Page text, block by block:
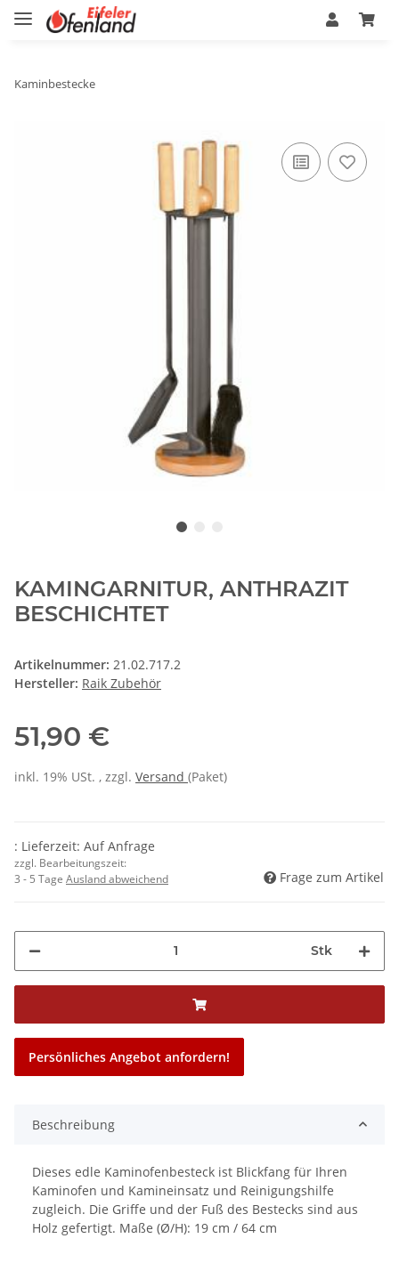
Kaminbestecke
KAMINGARNITUR, ANTHRAZIT
BESCHICHTET
Artikelnummer: 21.02.717.2
Hersteller: Raik Zubehör
51,90 €
inkl. 19% USt. , zzgl. Versand (Paket)
: Lieferzeit: Auf Anfrage
zzgl. Bearbeitungszeit:
3 - 5 Tage Ausland abweichend Frage zum Artikel
Stk
Persönliches Angebot anfordern!
Beschreibung
Dieses edle Kaminofenbesteck ist Blickfang für Ihren
Kaminofen und Kamineinsatz und Reinigungshilfe
zugleich. Die Griffe und der Fuß des Bestecks sind aus
Holz gefertigt. Maße (Ø/H): 19 cm / 64 cm